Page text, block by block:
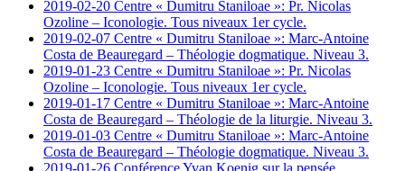
2019-02-20 Centre « Dumitru Staniloae »: Pr. Nicolas
Ozoline – Iconologie. Tous niveaux 1er cycle.
2019-02-07 Centre « Dumitru Staniloae »: Marc-Antoine
Costa de Beauregard – Théologie dogmatique. Niveau 3.
2019-01-23 Centre « Dumitru Staniloae »: Pr. Nicolas
Ozoline – Iconologie. Tous niveaux 1er cycle.
2019-01-17 Centre « Dumitru Staniloae »: Marc-Antoine
Costa de Beauregard – Théologie de la liturgie. Niveau 3.
2019-01-03 Centre « Dumitru Staniloae »: Marc-Antoine
Costa de Beauregard – Théologie dogmatique. Niveau 3.